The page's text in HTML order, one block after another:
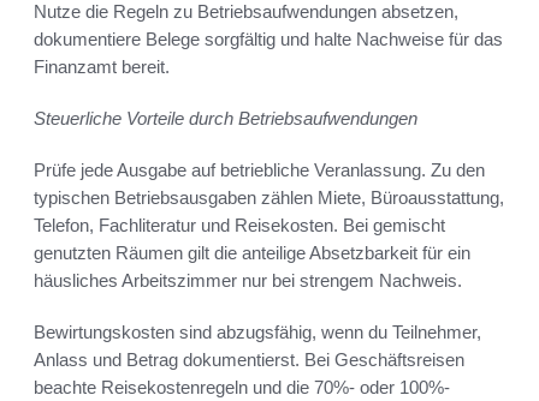
Nutze die Regeln zu Betriebsaufwendungen absetzen,
dokumentiere Belege sorgfältig und halte Nachweise für das
Finanzamt bereit.
Steuerliche Vorteile durch Betriebsaufwendungen
Prüfe jede Ausgabe auf betriebliche Veranlassung. Zu den
typischen Betriebsausgaben zählen Miete, Büroausstattung,
Telefon, Fachliteratur und Reisekosten. Bei gemischt
genutzten Räumen gilt die anteilige Absetzbarkeit für ein
häusliches Arbeitszimmer nur bei strengem Nachweis.
Bewirtungskosten sind abzugsfähig, wenn du Teilnehmer,
Anlass und Betrag dokumentierst. Bei Geschäftsreisen
beachte Reisekostenregeln und die 70%- oder 100%-